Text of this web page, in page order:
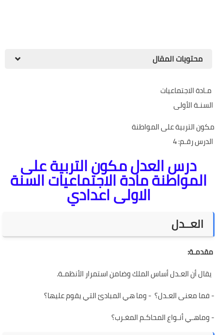
محتويات المقال
مـادة الاجتماعيات
السنـة الأولى
مكون التربية على المواطنة
الدرس رقـم: 4
درس العدل مكون التربية على
المواطنة مادة الاجتماعيات السنة
الاولى اعدادي
العــدل
مقدمـة:
يقال أن العـدل أساس الملك وضامن استمرار الأنظمـة.
-فما معنى العـدل؟ - وما هي المبادئ التي يقوم عليها؟
-وماهـي أنـواع المحاكـم المغـرب؟